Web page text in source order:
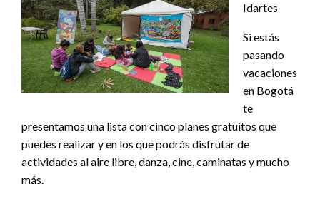
Idartes
Si estás
pasando
vacaciones
en Bogotá
te
presentamos una lista con cinco planes gratuitos que
puedes realizar y en los que podrás disfrutar de
actividades al aire libre, danza, cine, caminatas y mucho
más.